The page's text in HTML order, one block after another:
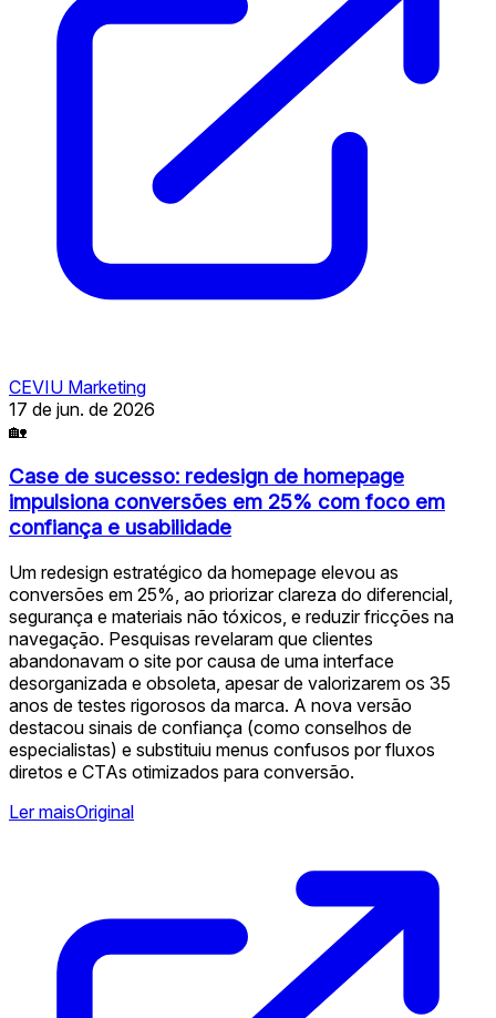
CEVIU Marketing
17 de jun. de 2026
🏡
Case de sucesso: redesign de homepage
impulsiona conversões em 25% com foco em
confiança e usabilidade
Um redesign estratégico da homepage elevou as
conversões em 25%, ao priorizar clareza do diferencial,
segurança e materiais não tóxicos, e reduzir fricções na
navegação. Pesquisas revelaram que clientes
abandonavam o site por causa de uma interface
desorganizada e obsoleta, apesar de valorizarem os 35
anos de testes rigorosos da marca. A nova versão
destacou sinais de confiança (como conselhos de
especialistas) e substituiu menus confusos por fluxos
diretos e CTAs otimizados para conversão.
Ler maisOriginal